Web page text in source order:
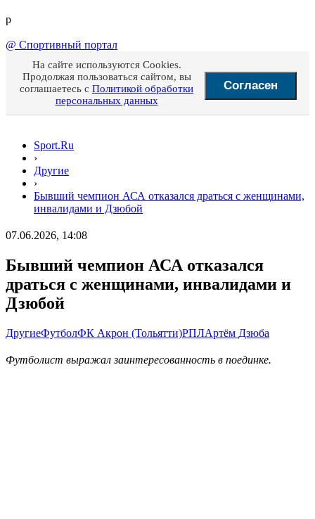
p
@ Спортивный портал
На сайте используются Cookies.
Продолжая пользоваться сайтом, вы
соглашаетесь с Политикой обработки
персональных данных
Согласен
Sport.Ru
›
Другие
›
Бывший чемпион АСА отказался драться с женщинами,
инвалидами и Дзюбой
07.06.2026, 14:08
Бывший чемпион АСА отказался
драться с женщинами, инвалидами и
Дзюбой
ДругиеФутболФК Акрон (Тольятти)РПЛАртём Дзюба
Футболист выражал заинтересованность в поединке.